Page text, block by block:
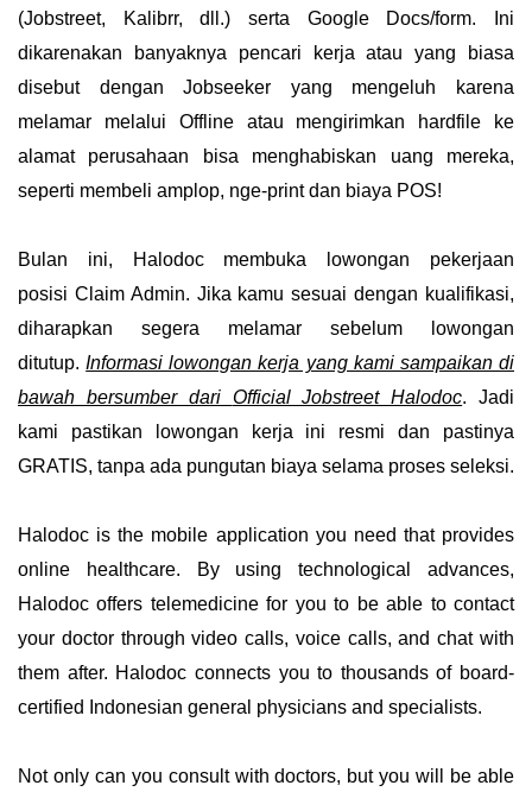
(Jobstreet, Kalibrr, dll.) serta Google Docs/form. Ini
dikarenakan banyaknya pencari kerja atau yang biasa
disebut denganJobseeker yang mengeluh karena
melamar melalui Offlineatau mengirimkan hardfile ke
alamat perusahaan bisa menghabiskan uang mereka,
seperti membeli amplop, nge-printdan biaya POS!
Bulan ini, Halodoc membuka lowongan pekerjaan
posisi Claim Admin. Jika kamu sesuai dengan kualifikasi,
diharapkan segera melamar sebelum lowongan
ditutup.Informasi lowongan kerja yang kami sampaikan di
bawah bersumber dari Official Jobstreet Halodoc. Jadi
kami pastikan lowongan kerja ini resmi dan pastinya
GRATIS, tanpa ada pungutan biaya selama proses seleksi.
Halodoc is the mobile application you need that provides
online healthcare. By using technological advances,
Halodoc offers telemedicine for you to be able to contact
your doctor through video calls, voice calls, and chat with
them after. Halodoc connects you to thousands of board-
certified Indonesian general physicians and specialists.
Not only can you consult with doctors, but you will be able